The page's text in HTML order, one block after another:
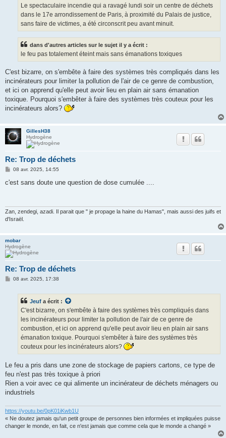
Le spectaculaire incendie qui a ravagé lundi soir un centre de déchets
dans le 17e arrondissement de Paris, à proximité du Palais de justice,
sans faire de victimes, a été circonscrit peu avant minuit.
dans d'autres articles sur le sujet il y a écrit :
le feu pas totalement éteint mais sans émanations toxiques
C'est bizarre, on s'embête à faire des systèmes très compliqués dans les
incinérateurs pour limiter la pollution de l'air de ce genre de combustion,
et ici on apprend qu'elle peut avoir lieu en plain air sans émanation
toxique. Pourquoi s'embêter à faire des systèmes très couteux pour les
incinérateurs alors?
GillesH38
Hydrogène
Re: Trop de déchets
M
s
08 avr. 2025, 14:55
c'est sans doute une question de dose cumulée ....
Zan, zendegi, azadi. Il parait que " je propage la haine du Hamas", mais aussi des juifs et
d'Israël.
mobar
Hydrogène
Re: Trop de déchets
M08 avr. 2025, 17:38
Jeuf a écrit :
C'est bizarre, on s'embête à faire des systèmes très compliqués dans
les incinérateurs pour limiter la pollution de l'air de ce genre de
combustion, et ici on apprend qu'elle peut avoir lieu en plain air sans
émanation toxique. Pourquoi s'embêter à faire des systèmes très
couteux pour les incinérateurs alors?
Le feu a pris dans une zone de stockage de papiers cartons, ce type de
feu n'est pas très toxique à priori
Rien a voir avec ce qui alimente un incinérateur de déchets ménagers ou
industriels
https://youtu.be/0pK01iKwb1U
« Ne doutez jamais qu'un petit groupe de personnes bien informées et impliquées puisse
changer le monde, en fait, ce n'est jamais que comme cela que le monde a changé »